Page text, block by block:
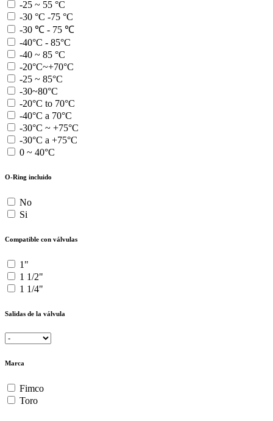
-25 ~ 55 °C
-30 °C -75 °C
-30 ℃ - 75 ℃
-40°C - 85°C
-40 ~ 85 °C
-20°C~+70°C
-25 ~ 85°C
-30~80°C
-20°C to 70°C
-40°C a 70°C
-30°C ~ +75°C
-30°C a +75°C
0 ~ 40°C
O-Ring incluido
No
Si
Compatible con válvulas
1"
1 1/2"
1 1/4"
Salidas de la válvula
Marca
Fimco
Toro